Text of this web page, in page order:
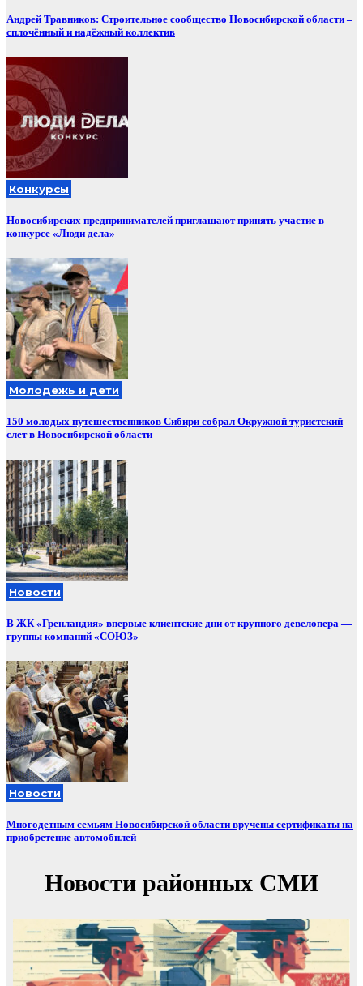
Андрей Травников: Строительное сообщество Новосибирской области –
сплочённый и надёжный коллектив
Конкурсы
Новосибирских предпринимателей приглашают принять участие в
конкурсе «Люди дела»
Молодежь и дети
150 молодых путешественников Сибири собрал Окружной туристский
слет в Новосибирской области
Новости
В ЖК «Гренландия» впервые клиентские дни от крупного девелопера —
группы компаний «СОЮЗ»
Новости
Многодетным семьям Новосибирской области вручены сертификаты на
приобретение автомобилей